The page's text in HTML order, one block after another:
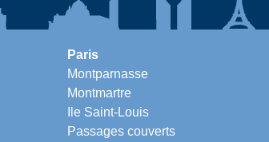
Paris
Montparnasse
Montmartre
Ile Saint-Louis
Passages couverts